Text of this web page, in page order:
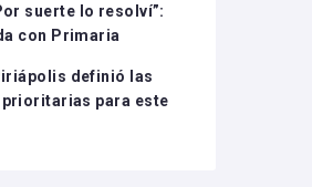
suerte lo resolví”:
con Primaria
definió las
para este